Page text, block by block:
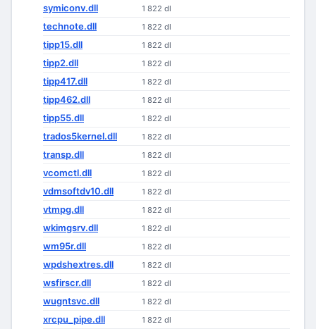
symiconv.dll 1 822 dl
technote.dll 1 822 dl
tipp15.dll 1 822 dl
tipp2.dll 1 822 dl
tipp417.dll 1 822 dl
tipp462.dll 1 822 dl
tipp55.dll 1 822 dl
trados5kernel.dll 1 822 dl
transp.dll 1 822 dl
vcomctl.dll 1 822 dl
vdmsoftdv10.dll 1 822 dl
vtmpg.dll 1 822 dl
wkimgsrv.dll 1 822 dl
wm95r.dll 1 822 dl
wpdshextres.dll 1 822 dl
wsfirscr.dll 1 822 dl
wugntsvc.dll 1 822 dl
xrcpu_pipe.dll 1 822 dl